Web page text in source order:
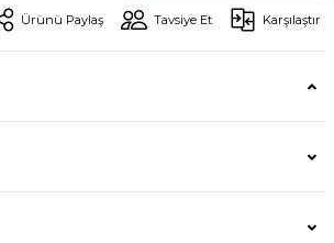
Ürünü Paylaş Tavsiye Et Karşılaştır